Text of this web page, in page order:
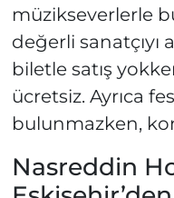
müzikseverlerle
değerli sanatçıyı
biletle satış
ücretsiz. Ayrıca
bulunmazken,
Nasreddin